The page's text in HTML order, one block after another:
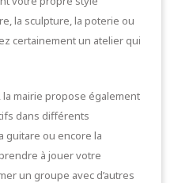
la sculpture, la poterie ou
certainement un atelier qui
mairie propose également
dans différents
guitare ou encore la
à jouer votre
un groupe avec d’autres